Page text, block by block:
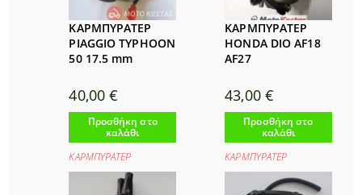
ΚΑΡΜΠΥΡΑΤΕΡ
PIAGGIO TYPHOON
50 17.5 mm
40,00€
Προσθήκη στο
καλάθι
ΚΑΡΜΠΥΡΑΤΕΡ
ΚΑΡΜΠΥΡΑΤΕΡ
HONDA DIO AF18
AF27
43,00 €
Προσθήκη στο
καλάθι
ΚΑΡΜΠΥΡΑΤΕΡ